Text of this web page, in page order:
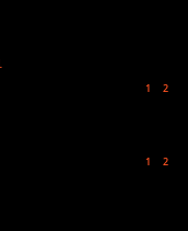
1 2
1 2